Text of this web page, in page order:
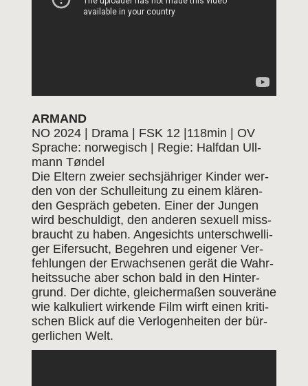
ARMAND
NO 2024 | Dra­ma | FSK 12 |118min | OV
Spra­che: nor­we­gisch | Regie: Half­dan Ull­
mann Tøn­del
Die Eltern zwei­er sechs­jäh­ri­ger Kin­der wer­
den von der Schul­lei­tung zu einem klä­ren­
den Gespräch gebe­ten. Einer der Jun­gen
wird beschul­digt, den ande­ren sexu­ell miss­
braucht zu haben. Ange­sichts unter­schwel­li­
ger Eifer­sucht, Begeh­ren und eige­ner Ver­
feh­lun­gen der Erwach­se­nen gerät die Wahr­
heits­su­che aber schon bald in den Hin­ter­
grund. Der dich­te, glei­cher­ma­ßen sou­ve­rä­ne
wie kal­ku­liert wir­ken­de Film wirft einen kri­ti­
schen Blick auf die Ver­lo­gen­hei­ten der bür­
ger­li­chen Welt.